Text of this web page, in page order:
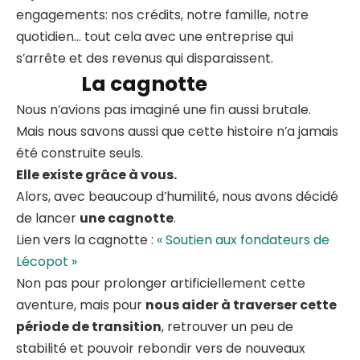
engagements: nos crédits, notre famille, notre
quotidien… tout cela avec une entreprise qui
s’arrête et des revenus qui disparaissent.
La cagnotte
Nous n’avions pas imaginé une fin aussi brutale.
Mais nous savons aussi que cette histoire n’a jamais
été construite seuls.
Elle existe grâce à vous.
Alors, avec beaucoup d’humilité, nous avons décidé
de lancer une cagnotte.
Lien vers la cagnotte : « Soutien aux fondateurs de
Lécopot »
Non pas pour prolonger artificiellement cette
aventure, mais pour nous aider à traverser cette
période de transition, retrouver un peu de
stabilité et pouvoir rebondir vers de nouveaux